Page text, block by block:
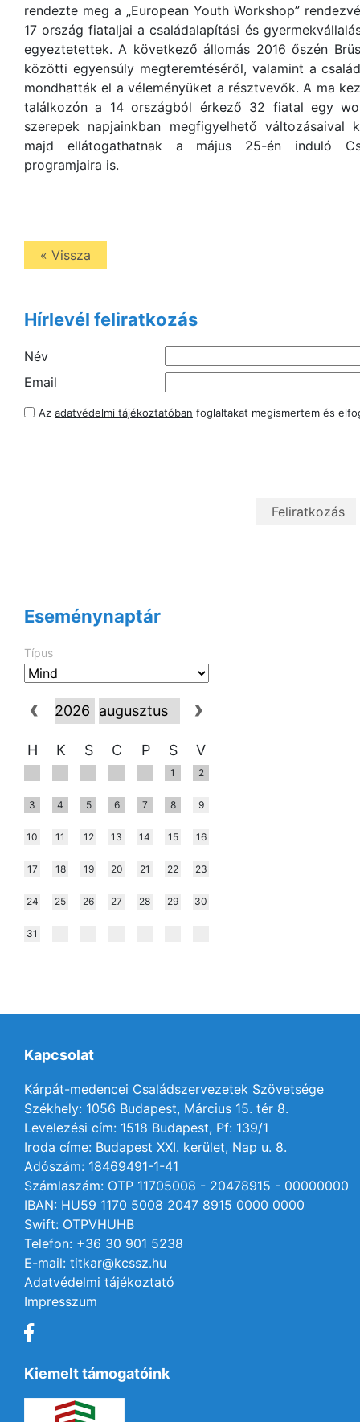
rendezte meg a „European Youth Workshop”
17 ország fiataljai a családalapítási és
egyeztetettek. A következő állomás 2016 őszén
közötti egyensúly megteremtéséről, valamint a
mondhatták el a véleményüket a résztvevők. A ma
találkozón a 14 országból érkező 32 fiatal egy
szerepek napjainkban megfigyelhető változásaival
majd ellátogathatnak a május 25-én induló
programjaira is.
« Vissza
Hírlevél feliratkozás
Név
Email
Az adatvédelmi tájékoztatóban foglaltakat megismertem és
Eseménynaptár
Típus
H K S C P S V
1 2
3 4 5 6 7 8 9
10 11 12 13 14 15 16
17 18 19 20 21 22 23
24 25 26 27 28 29 30
31
Kapcsolat
Kárpát-medencei Családszervezetek Szövetsége
Székhely: 1056 Budapest, Március 15. tér 8.
Levelezési cím: 1518 Budapest, Pf: 139/1
Iroda címe: Budapest XXI. kerület, Nap u. 8.
Adószám: 18469491-1-41
Számlaszám: OTP 11705008 - 20478915 - 00000000
IBAN: HU59 1170 5008 2047 8915 0000 0000
Swift: OTPVHUHB
Telefon: +36 30 901 5238
E-mail: titkar@kcssz.hu
Adatvédelmi tájékoztató
Impresszum
Kiemelt támogatóink